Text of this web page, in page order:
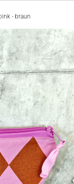
- braun